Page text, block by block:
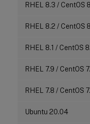
RHEL 8.3 / CentOS
RHEL 8.2 / CentOS
RHEL 8.1 / CentOS
RHEL 7.9 / CentOS
RHEL 7.8 / CentOS
Ubuntu 20.04